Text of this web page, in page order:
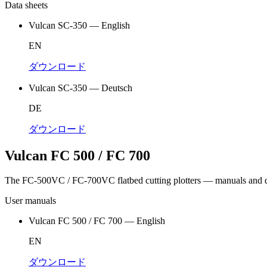
Data sheets
Vulcan SC-350 — English
EN
ダウンロード
Vulcan SC-350 — Deutsch
DE
ダウンロード
Vulcan FC 500 / FC 700
The FC-500VC / FC-700VC flatbed cutting plotters — manuals and
User manuals
Vulcan FC 500 / FC 700 — English
EN
ダウンロード